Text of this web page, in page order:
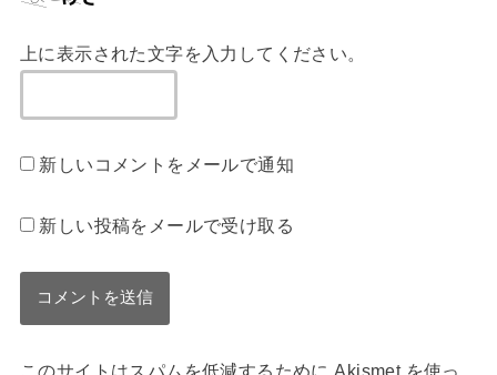
上に表示された文字を入力してください。
新しいコメントをメールで通知
新しい投稿をメールで受け取る
このサイトはスパムを低減するために Akismet を使っ